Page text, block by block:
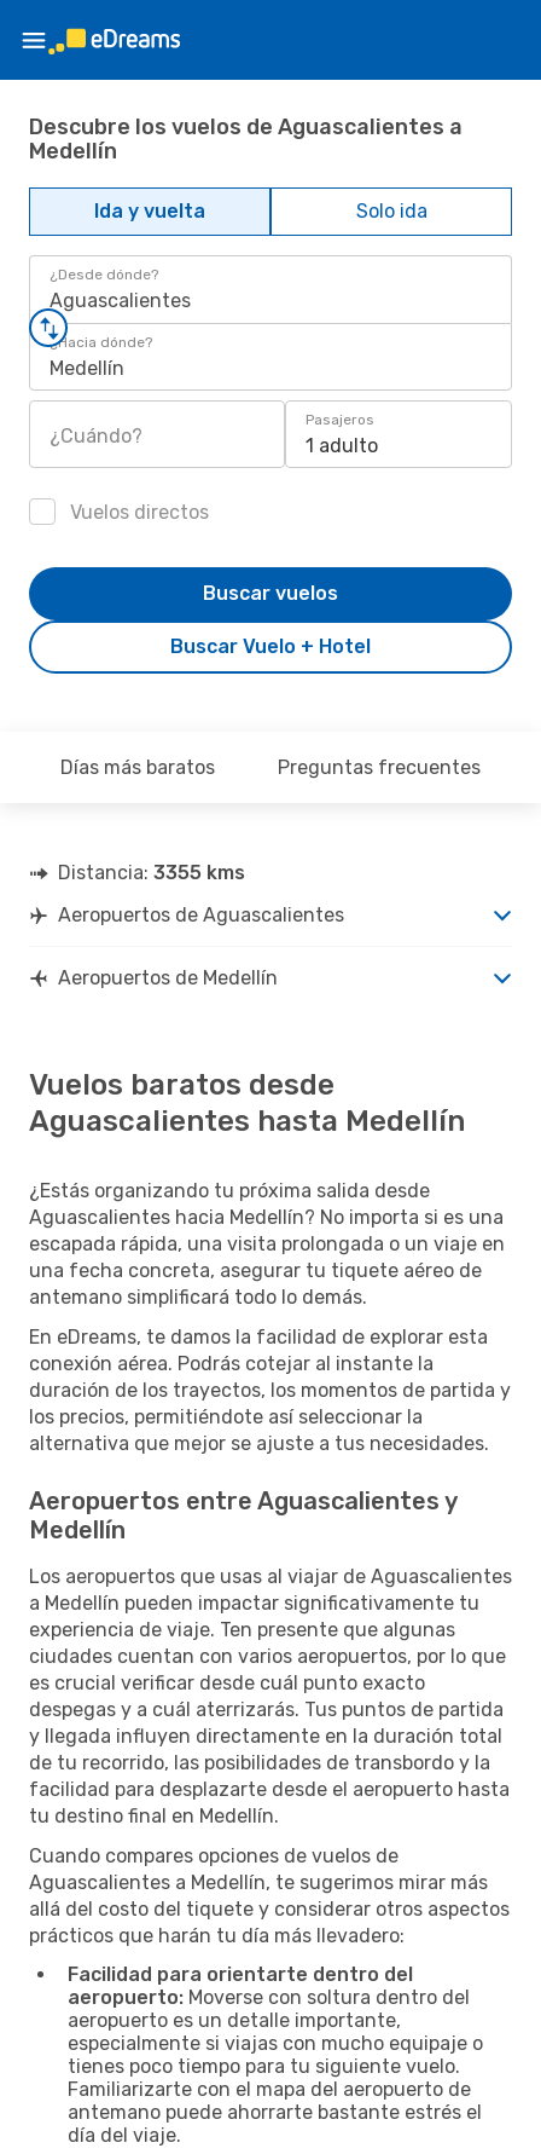
Descubre los vuelos de Aguascalientes a
Medellín
Ida y vuelta Solo ida
¿Desde dónde?
Aguascalientes
¿Hacia dónde?
Medellín
¿Cuándo?
Pasajeros
1 adulto
Vuelos directos
Buscar Vuelo + Hotel
Buscar vuelos
Días más baratos Preguntas frecuentes
Distancia: 3355 kms
Aeropuertos de Aguascalientes
Aeropuertos de Medellín
Vuelos baratos desde
Aguascalientes hasta Medellín
¿Estás organizando tu próxima salida desde
Aguascalientes hacia Medellín? No importa si es una
escapada rápida, una visita prolongada o un viaje en
una fecha concreta, asegurar tu tiquete aéreo de
antemano simplificará todo lo demás.
En eDreams, te damos la facilidad de explorar esta
conexión aérea. Podrás cotejar al instante la
duración de los trayectos, los momentos de partida y
los precios, permitiéndote así seleccionar la
alternativa que mejor se ajuste a tus necesidades.
Aeropuertos entre Aguascalientes y
Medellín
Los aeropuertos que usas al viajar de Aguascalientes
a Medellín pueden impactar significativamente tu
experiencia de viaje. Ten presente que algunas
ciudades cuentan con varios aeropuertos, por lo que
es crucial verificar desde cuál punto exacto
despegas y a cuál aterrizarás. Tus puntos de partida
y llegada influyen directamente en la duración total
de tu recorrido, las posibilidades de transbordo y la
facilidad para desplazarte desde el aeropuerto hasta
tu destino final en Medellín.
Cuando compares opciones de vuelos de
Aguascalientes a Medellín, te sugerimos mirar más
allá del costo del tiquete y considerar otros aspectos
prácticos que harán tu día más llevadero:
Facilidad para orientarte dentro del
aeropuerto: Moverse con soltura dentro del
aeropuerto es un detalle importante,
especialmente si viajas con mucho equipaje o
tienes poco tiempo para tu siguiente vuelo.
Familiarizarte con el mapa del aeropuerto de
antemano puede ahorrarte bastante estrés el
día del viaje.